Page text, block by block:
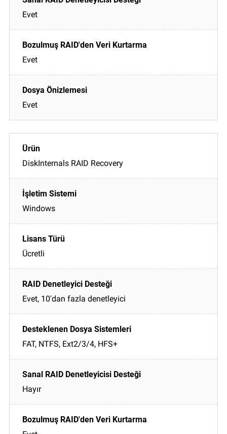
Evet
Evet
Evet
DiskInternals RAID Recovery
Windows
Ücretli
Evet, 10'dan fazla denetleyici
FAT, NTFS, Ext2/3/4, HFS+
Hayır